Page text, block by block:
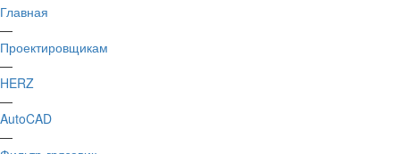
Главная
—
Проектировщикам
—
HERZ
—
AutoCAD
—